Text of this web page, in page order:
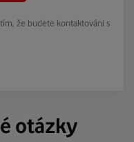
že budete kontaktováni s
otázky